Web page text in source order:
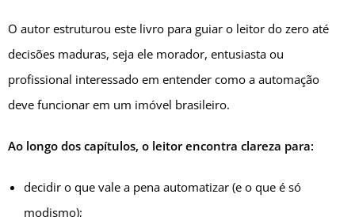
O autor estruturou este livro para guiar o leitor do zero até
decisões maduras, seja ele morador, entusiasta ou
profissional interessado em entender como a automação
deve funcionar em um imóvel brasileiro.
Ao longo dos capítulos, o leitor encontra clareza para:
decidir o que vale a pena automatizar (e o que é só
modismo);